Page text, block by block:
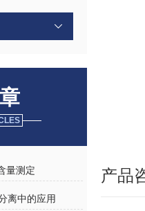
量测定
离中的应用
产品